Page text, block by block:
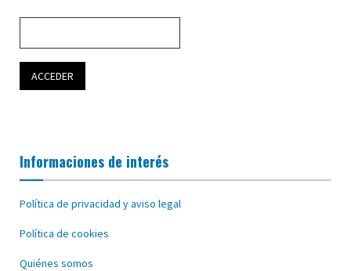
Informaciones de interés
Política de privacidad y aviso legal
Política de cookies
Quiénes somos